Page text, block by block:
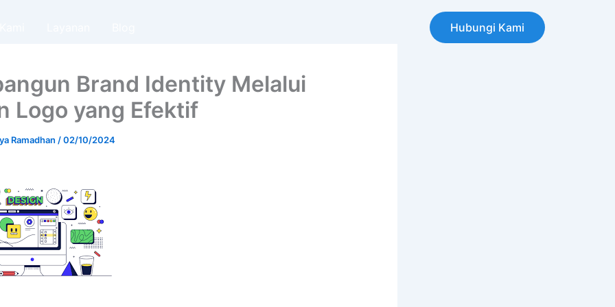
Hubungi Kami
Brand Identity Melalui
Logo yang Efektif
Ramadhan /02/10/2024